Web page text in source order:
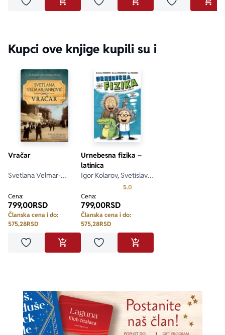
Dodaj u omiljeneDODAJ U KORPUDodaj u omiljeneDODAJ U KORPU
Dodaj u
Kupci ove knjige kupili su i
Vračar
Svetlana Velmar-
Cena:
799,00RSD
Članska cena i do:
575,28RSD
Dodaj u omiljeneDODAJ U KORPU
Urnebesna fizika –
latinica
Igor Kolarov, Svetislav
Paunović, Branko
Stevanović
5.0
Cena:
799,00RSD
Članska cena i do:
575,28RSD
Dodaj u omiljeneDODAJ U KORPU